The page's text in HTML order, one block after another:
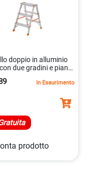
doppio in alluminio
due gradini e piano
In Esaurimento
prodotto